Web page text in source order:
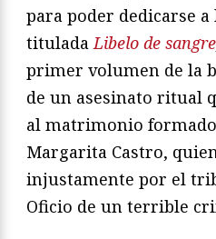
para poder dedicarse a
titulada Libelo de sangre
primer volumen de la
de un asesinato ritual
al matrimonio
Margarita Castro,
injustamente por el
Oficio de un terrible